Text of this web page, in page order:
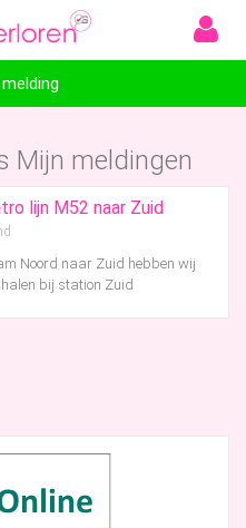
Mijn meldingen
lijn M52 naar Zuid
Noord naar Zuid hebben wij
bij station Zuid